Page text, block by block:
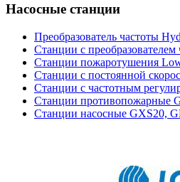
Насосные станции
Преобразователь частоты
Станции с
Станции пожаротушения
Станции с постоянной
Станции с частотным
Станции противопожарные
Станции насосные GXS20,